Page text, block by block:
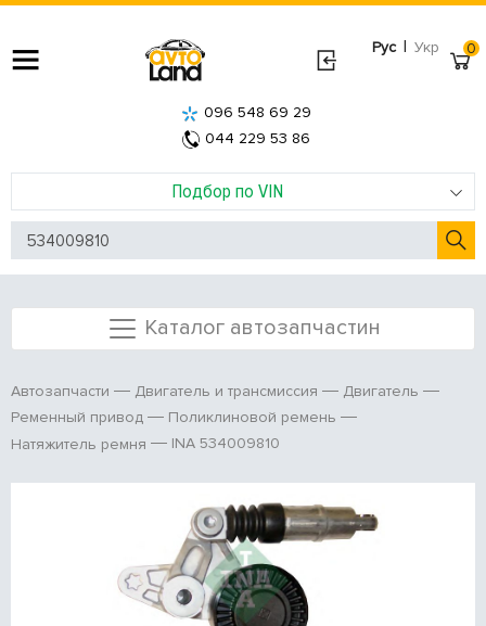
Рус | Укр
Подбор по VIN
096 548 69 29
044 229 53 86
0
Каталог автозапчастин
Автозапчасти Двигатель и трансмиссия
Двигатель
Ременный привод
Поликлиновой ремень
Натяжитель ремня
INA 534009810